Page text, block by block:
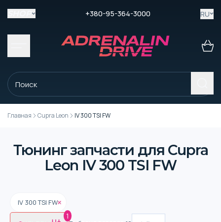
+380-95-364-3000 RU
Главная Cupra Leon IV 300 TSI FW
Тюнинг запчасти для Cupra
Leon IV 300 TSI FW
IV 300 TSI FW
1